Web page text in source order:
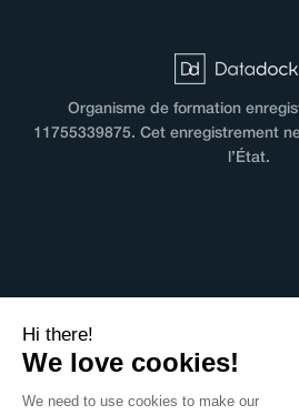
Organisme de formation
11755339875. Cet enregistrement
l’État.
Mentions légales
Politique de
Hi there!
We love cookies!
We need to use cookies to make our